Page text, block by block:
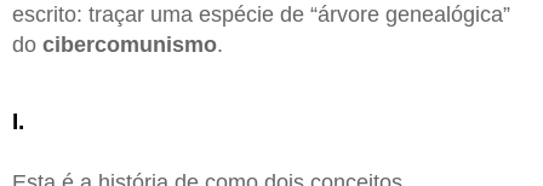
escrito: traçar uma espécie de “árvore genealógica”
do cibercomunismo.
I.